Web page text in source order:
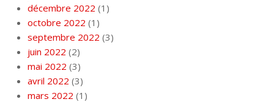
décembre 2022 (1)
octobre 2022 (1)
septembre 2022 (3)
juin 2022 (2)
mai 2022 (3)
avril 2022 (3)
mars 2022 (1)